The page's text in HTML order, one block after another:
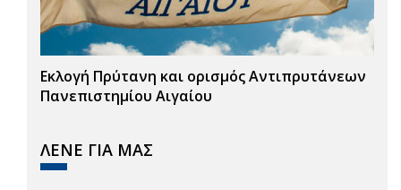
Εκλογή Πρύτανη και ορισμός Αντιπρυτάνεων
Πανεπιστημίου Αιγαίου
ΛΕΝΕ ΓΙΑ ΜΑΣ